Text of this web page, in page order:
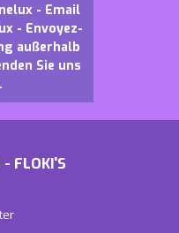
- Email
- Envoyez-
außerhalb
Sie uns
- FLOKI'S